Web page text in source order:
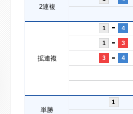
2連複
拡連複
1 = 4
1 = 3
3 = 4
単勝
1